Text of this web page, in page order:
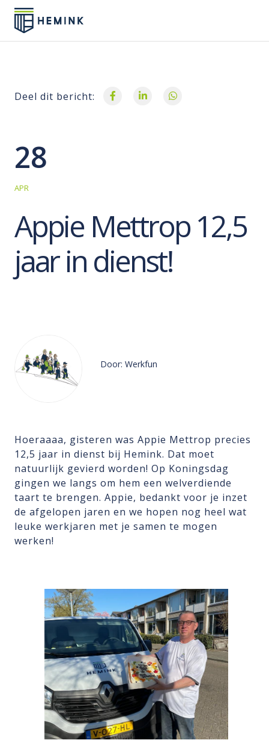
Deel dit bericht:
28
APR
Appie Mettrop 12,5
jaar in dienst!
Door: Werkfun
Hoeraaaa, gisteren was Appie Mettrop precies
12,5 jaar in dienst bij Hemink. Dat moet
natuurlijk gevierd worden! Op Koningsdag
gingen we langs om hem een welverdiende
taart te brengen. Appie, bedankt voor je inzet
de afgelopen jaren en we hopen nog heel wat
leuke werkjaren met je samen te mogen
werken!